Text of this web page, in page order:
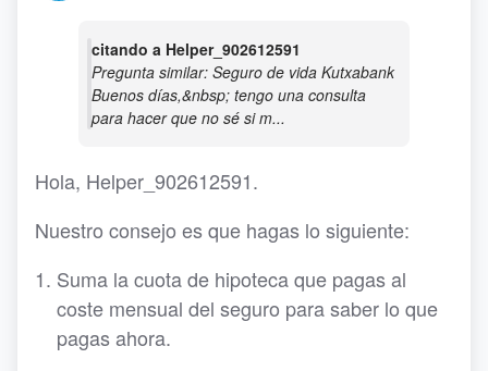
citando a Helper_902612591
Pregunta similar: Seguro de vida Kutxabank
Buenos días,&nbsp; tengo una consulta
para hacer que no sé si m...
Hola, Helper_902612591.
Nuestro consejo es que hagas lo siguiente:
Suma la cuota de hipoteca que pagas al
coste mensual del seguro para saber lo que
pagas ahora.